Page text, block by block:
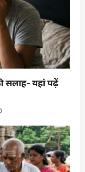
सलाह- यहां पढ़ें